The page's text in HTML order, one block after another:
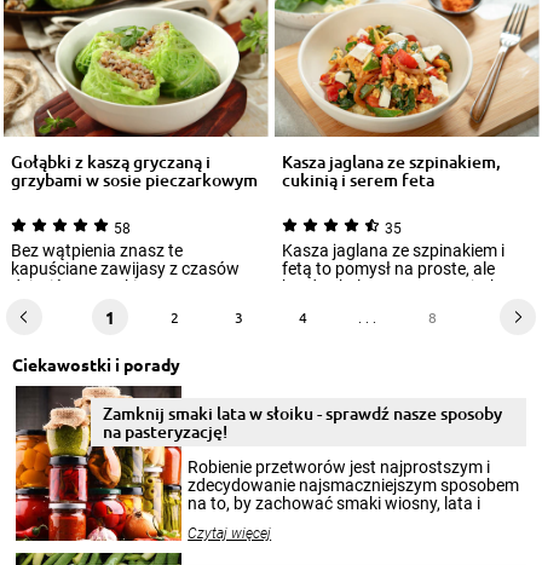
Gołąbki z kaszą gryczaną i
grzybami w sosie pieczarkowym
58
Bez wątpienia znasz te
kapuściane zawijasy z czasów
dzieciństwa. O kim mowa?
Kasza jaglana ze szpinakiem,
cukinią i serem feta
35
Kasza jaglana ze szpinakiem i
fetą to pomysł na proste, ale
bardzo kolorowe oraz wyjątkowo
1 2 3 4 8
Ciekawostki i porady
Zamknij smaki lata w słoiku - sprawdź nasze sposoby
na pasteryzację!
Robienie przetworów jest najprostszym i
zdecydowanie najsmaczniejszym sposobem
na to, by zachować smaki wiosny, lata i
krajobrazów, by cieszyć nimi oko w sezonie
Czytaj więcej